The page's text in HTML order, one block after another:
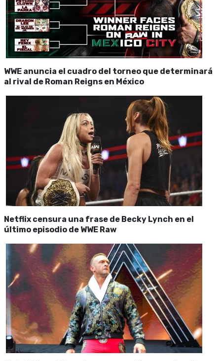
WWE anuncia el cuadro del torneo que determinará
al rival de Roman Reigns en México
Netflix censura una frase de Becky Lynch en el
último episodio de WWE Raw